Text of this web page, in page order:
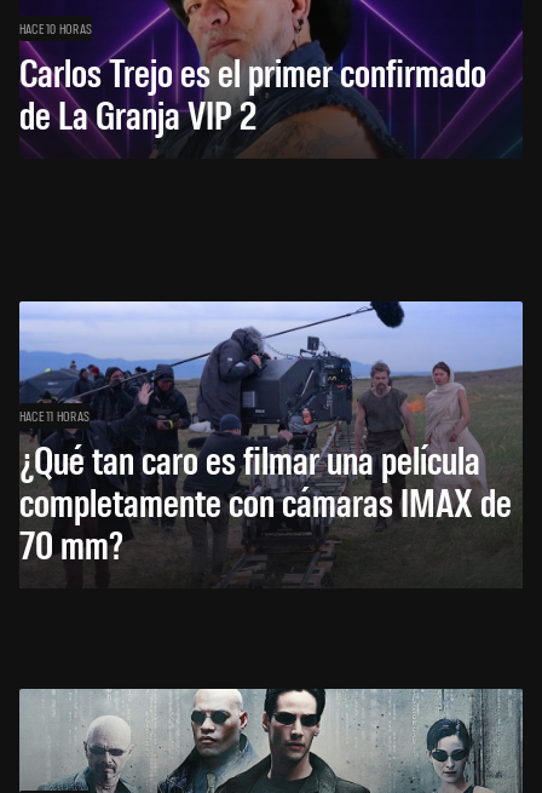
HACE 10 HORAS
Carlos Trejo es el primer confirmado
de La Granja VIP 2
HACE 11 HORAS
¿Qué tan caro es filmar una película
completamente con cámaras IMAX de
70 mm?